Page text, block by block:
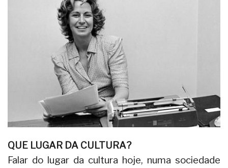
QUE LUGAR DA CULTURA?
Falar do lugar da cultura hoje, numa sociedade